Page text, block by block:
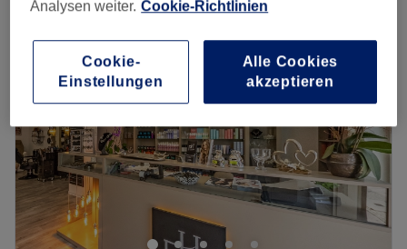
Analysen weiter. Cookie-Richtlinien
Cookie-
Einstellungen
Alle Cookies
akzeptieren